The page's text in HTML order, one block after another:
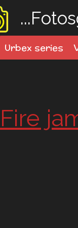
Urbex series
Fire